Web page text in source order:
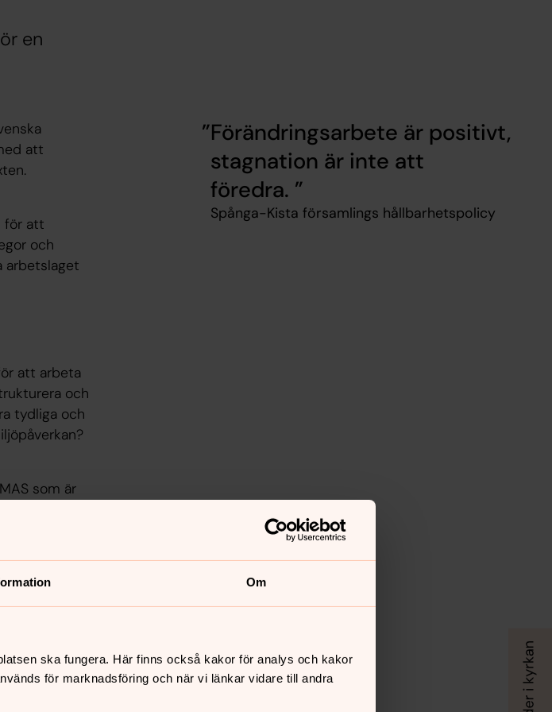
Om
ska fungera. Här finns också kakor för analys och kakor
för marknadsföring och när vi länkar vidare till andra
en
att
för att
och
arbetslaget
att arbeta
och
tydliga och
som är
flera
Men
system
som en
blir tydligt,
Förändringsarbete är positivt,
stagnation är inte att
föredra.
Spånga-Kista församlings hållbarhetspolicy